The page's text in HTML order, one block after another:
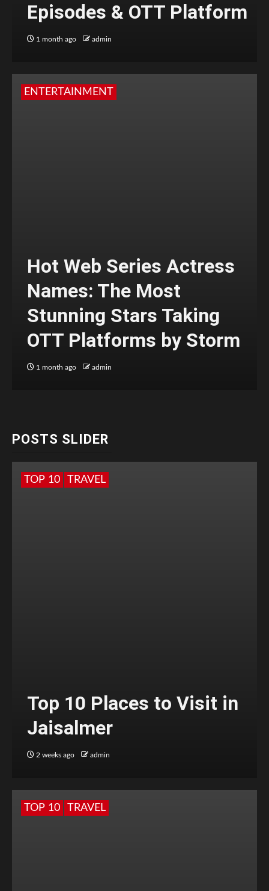
Episodes & OTT Platform
1 month ago admin
ENTERTAINMENT
Hot Web Series Actress
Names: The Most
Stunning Stars Taking
OTT Platforms by Storm
1 month ago admin
POSTS SLIDER
TOP 10 TRAVEL
Top 10 Places to Visit in
Jaisalmer
2 weeks ago admin
TOP 10 TRAVEL